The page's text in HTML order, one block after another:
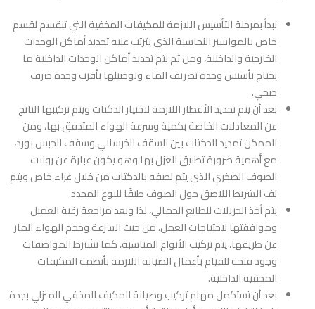
نبدأ بمرحلة التأسيس اللازمة للمكيفات المخفية التي تنقسم لقسم
خاص بالمواسير النحاسية الذي يترتب عليه تحديد أماكن الوحدات
الخارجية والداخلية، ومن ثم يتم تحديد أماكن الوحدات الداخلية ما
يحتاج تأسيس وحدة تصريف الماء وتوصيلها بأقرب وحدة صرف
صحي.
بعد أن يتم تحديد الأقطار اللازمة لاختيار الدكتات ويتم تركيبها الناتج
عن المعادلات الخاصة بكمية وسرعة الهواء المتدفق بها، ومن
الممكن تمديد الدكتات بين السقف الخرساني وسقف الجبس بورد،
مع أهمية ضرورة تطبيق العزل بها وهو يكون عبارة عن رولات
الصوف الصخري الذي يتم لصقه بالدكتات من خلال غراء خاص ويتم
لف الشريط اللاصق حول الصوف طبقًا للنوع المحدد.
يتم أخذ الجريلات للطابع الجمالي، لذا وبعد مراجعة رغبة العميل
وموافقتها لاحتياجات العمل، من حيث السرعة وحجم الهواء المار
عن طريقها، يتم تركيب الأنواع المناسبة، كما تشترط المواصفات
وجود فتحة للقيام بأعمال الصيانة اللازمة بأنظمة المكيفات
المخفية الداخلية.
بعد أن تستكمل مهامتركيب وصيانة المكيف المخفي المنزلي بجدة